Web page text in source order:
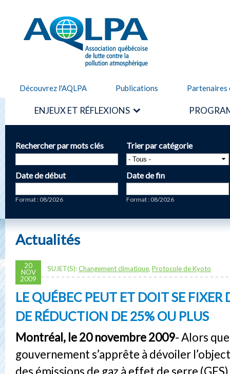
AQLPA
Découvrez l'AQLPA Publications Partenaires
ENJEUX ET RÉFLEXIONS
Rechercher par mots clés Trier par catégorie
Date de début
Format : 08/2026
Date de fin
Format : 08/2026
Actualités
20
NOV
2009
SUJET(S):Changement climatique, Protocole de Kyoto
LE QUÉBEC PEUT ET DOIT SE FIXER
DE RÉDUCTION DE 25% OU PLUS
Montréal, le 20 novembre 2009- Alors
gouvernement s’apprête à dévoiler
des émissions de gaz à effet de serre